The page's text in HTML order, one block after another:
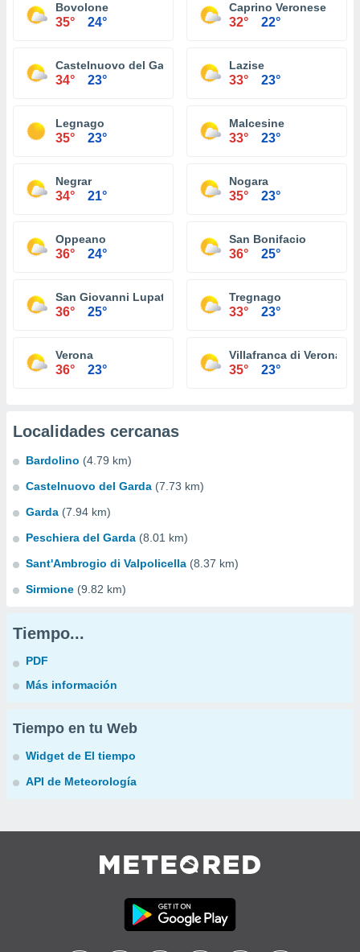
Bovolone
35° 24°
Caprino Veronese
32° 22°
Castelnuovo del Garda
34° 23°
Lazise
33° 23°
Legnago
35° 23°
Malcesine
33° 23°
Negrar
34° 21°
Nogara
35° 23°
Oppeano
36° 24°
San Bonifacio
36° 25°
San Giovanni Lupatoto
36° 25°
Tregnago
33° 23°
Verona
36° 23°
Villafranca di Verona
35° 23°
Localidades cercanas
Bardolino (4.79 km)
Castelnuovo del Garda (7.73 km)
Garda (7.94 km)
Peschiera del Garda (8.01 km)
Sant'Ambrogio di Valpolicella (8.37 km)
Sirmione (9.82 km)
Tiempo...
PDF
Más información
Tiempo en tu Web
Widget de El tiempo
API de Meteorología